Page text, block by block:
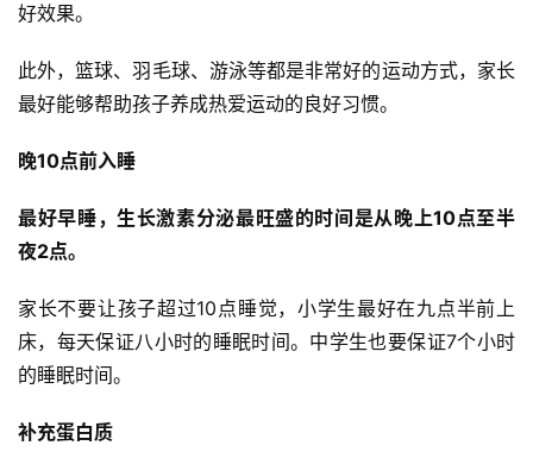
好效果。
此外，篮球、羽毛球、游泳等都是非常好的运动方式，家长
最好能够帮助孩子养成热爱运动的良好习惯。
晚10点前入睡
最好早睡，生长激素分泌最旺盛的时间是从晚上10点至半
夜2点。
家长不要让孩子超过10点睡觉，小学生最好在九点半前上
床，每天保证八小时的睡眠时间。中学生也要保证7个小时
的睡眠时间。
补充蛋白质